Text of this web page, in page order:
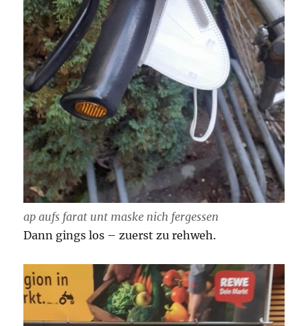
ap aufs farat unt maske nich fergessen
Dann gings los – zuerst zu rehweh.